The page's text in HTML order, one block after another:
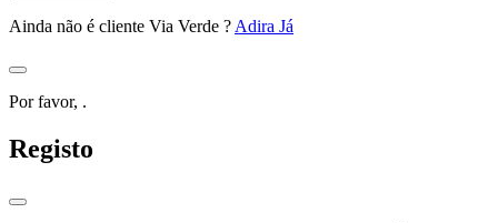
Ainda não é cliente Via Verde ?Adira Já
Por favor, .
Registo